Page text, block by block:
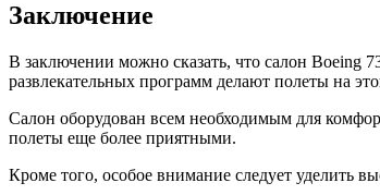
Заключение
В заключении можно сказать, что салон Boeing
развлекательных программ делают полеты на
Салон оборудован всем необходимым для
полеты еще более приятными.
Кроме того, особое внимание следует уделить